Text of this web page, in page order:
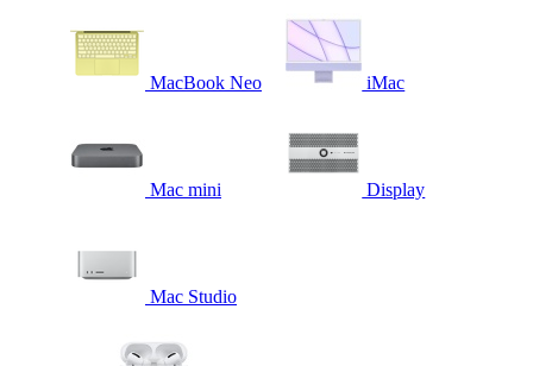
MacBook Neo iMac
Mac mini Display
Mac Studio